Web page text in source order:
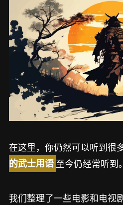
在这里，你仍然可以听到很
的武士用语至今仍经常听到。
我们整理了一些电影和电视